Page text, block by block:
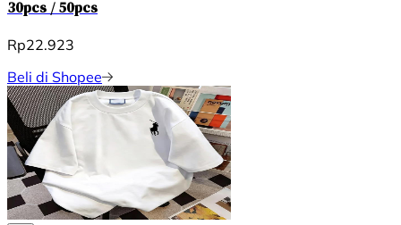
30pcs / 50pcs
Rp22.923
Beli di Shopee